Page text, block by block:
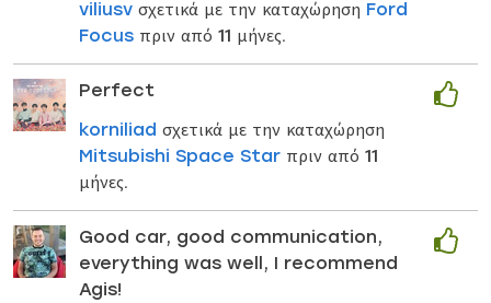
viliusv σχετικά με την καταχώρηση Ford
Focus πριν από 11 μήνες.
Perfect
korniliad σχετικά με την καταχώρηση
Mitsubishi Space Star πριν από 11
μήνες.
Good car, good communication,
everything was well, I recommend
Agis!